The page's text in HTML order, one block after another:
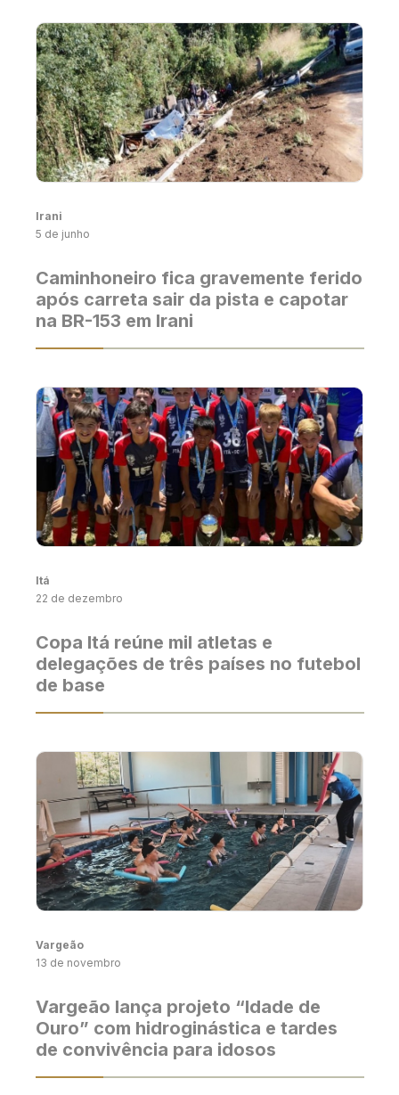
Irani
5 de junho
Caminhoneiro fica gravemente ferido
após carreta sair da pista e capotar
na BR-153 em Irani
Itá
22 de dezembro
Copa Itá reúne mil atletas e
delegações de três países no futebol
de base
Vargeão
13 de novembro
Vargeão lança projeto “Idade de
Ouro” com hidroginástica e tardes
de convivência para idosos